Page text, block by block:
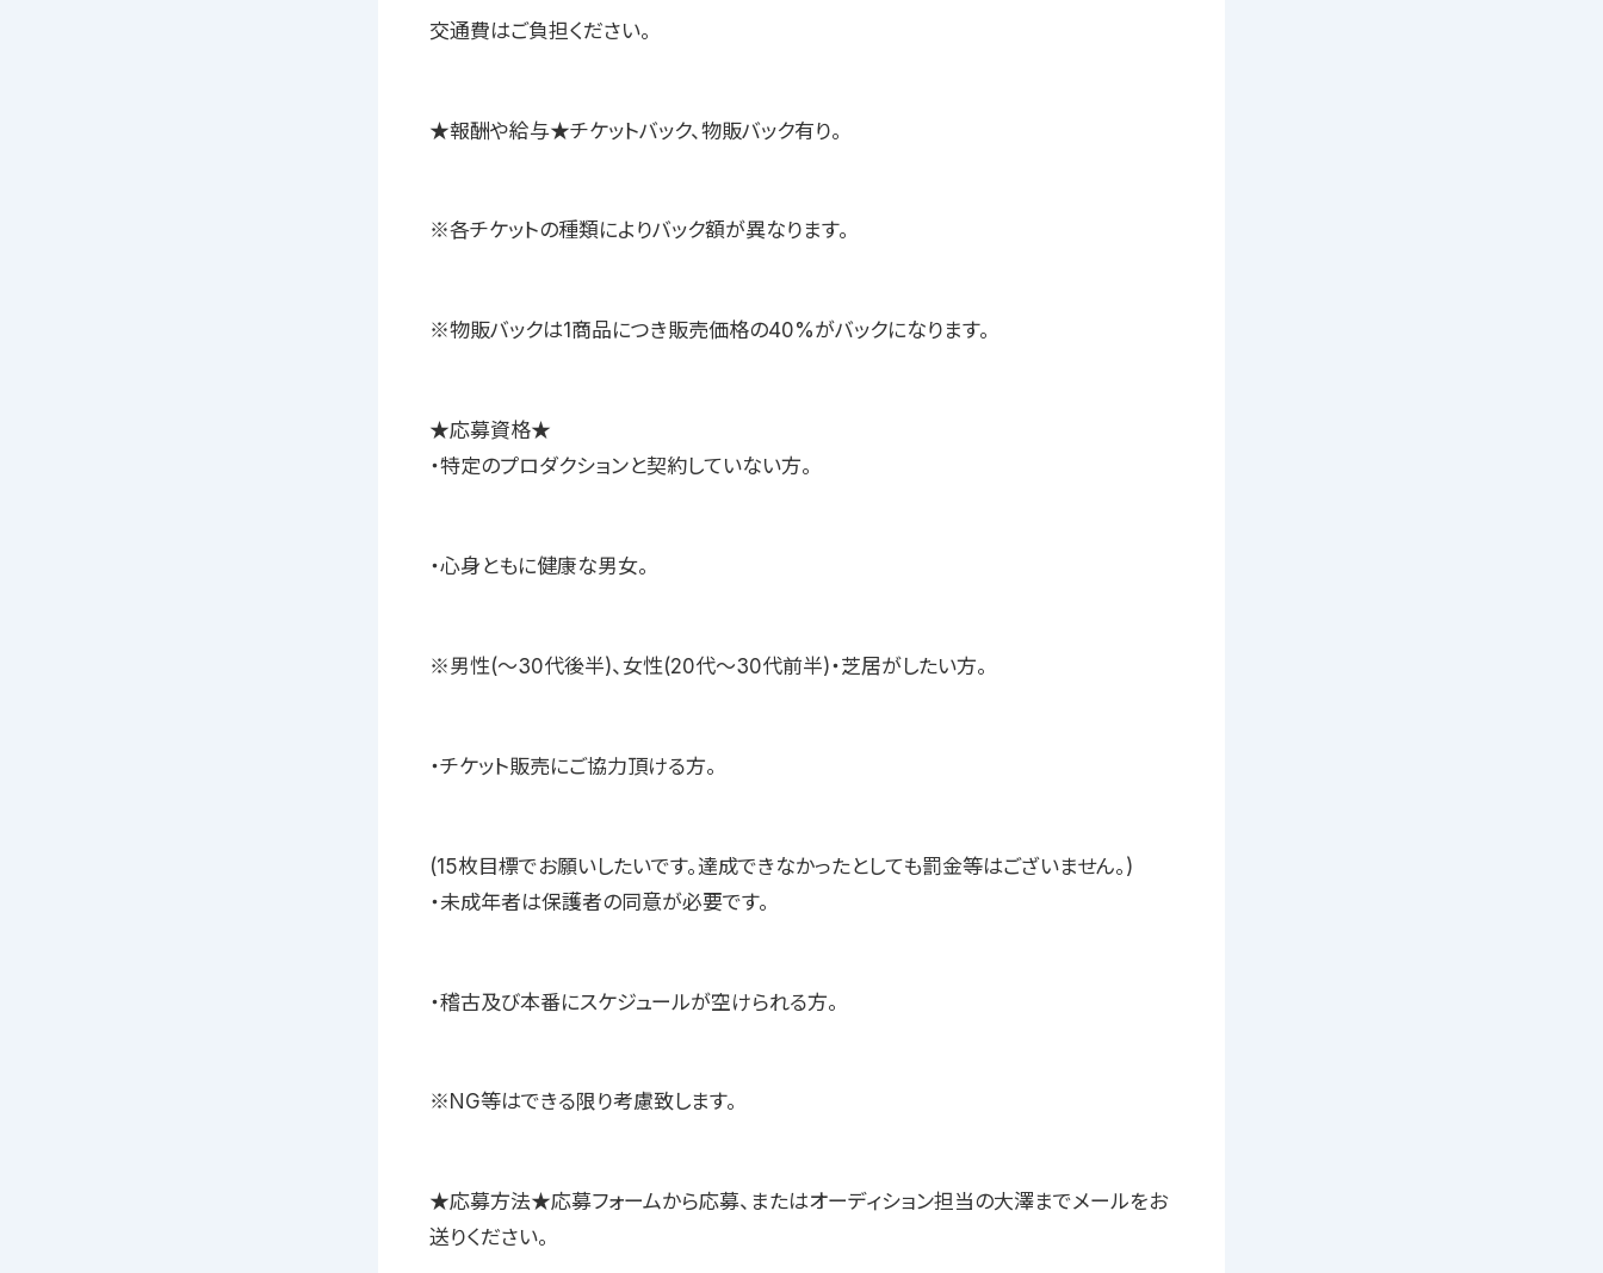
交通費はご負担ください。
★報酬や給与★チケットバック、物販バック有り。
※各チケットの種類によりバック額が異なります。
※物販バックは1商品につき販売価格の40%がバックになります。
★応募資格★
・特定のプロダクションと契約していない方。
・心身ともに健康な男女。
※男性(〜30代後半)、女性(20代〜30代前半)・芝居がしたい方。
・チケット販売にご協力頂ける方。
(15枚目標でお願いしたいです。達成できなかったとしても罰金等はございません。)
・未成年者は保護者の同意が必要です。
・稽古及び本番にスケジュールが空けられる方。
※NG等はできる限り考慮致します。
★応募方法★応募フォームから応募、またはオーディション担当の大澤までメールをお
送りください。